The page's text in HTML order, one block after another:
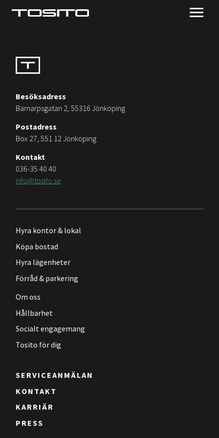
Besöksadress
Barnarpsgatan 2, 55316 Jönköping
Postadress
Box 27, 551 12 Jönköping
Kontakt
036-35 40 40
info@tosito.se
Hyra kontor & lokal
Köpa bostad
Hyra lägenheter
Förråd & parkering
Om oss
Hållbarhet
Socialt engagemang
Tosito för dig
SERVICEANMÄLAN
KONTAKT
KARRIÄR
PRESS